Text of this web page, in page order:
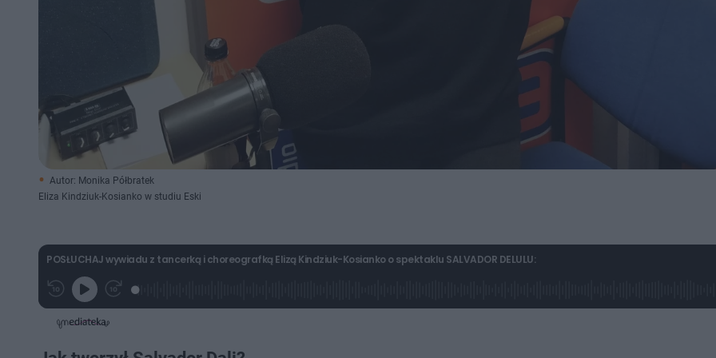
Autor: Monika Półbratek
Eliza Kindziuk-Kosianko w studiu Eski
POSŁUCHAJ wywiadu z tancerką i choreografką Elizą Kindziuk-Kosianko o spektaklu SALVADOR DELULU:
G
r
a
j
P
z
e
w
z
ń
a
: